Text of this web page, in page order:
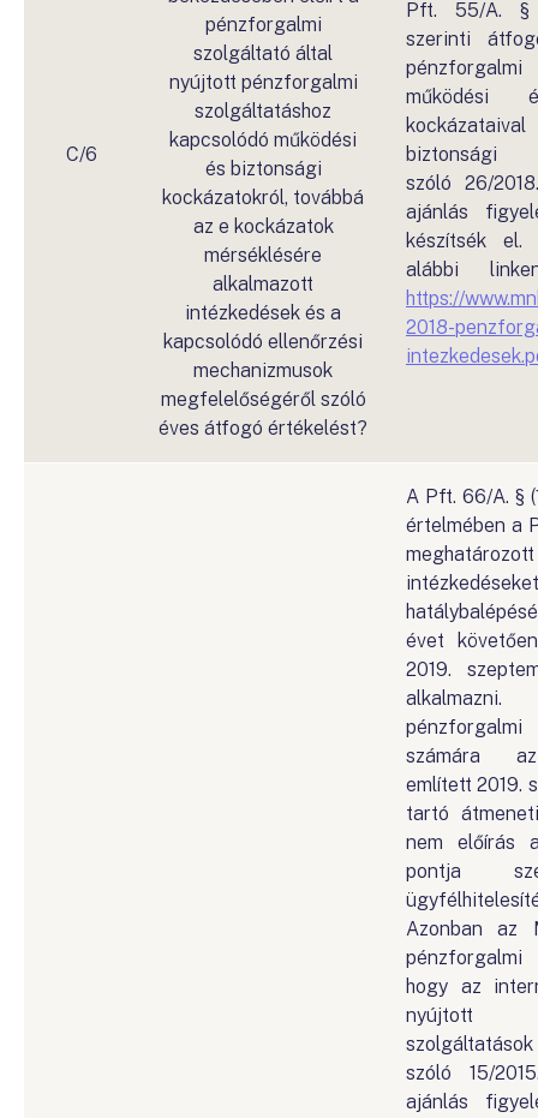
C/6
pénzforgalmi
szolgáltató által
nyújtott pénzforgalmi
szolgáltatáshoz
kapcsolódó működési
és biztonsági
kockázatokról, továbbá
az e kockázatok
mérséklésére
alkalmazott
intézkedések és a
kapcsolódó ellenőrzési
mechanizmusok
megfelelőségéről szóló
éves átfogó értékelést?
Pft. 55/A. §
szerinti
működési
biztonsági
szóló 26/
ajánlás
készítsék
alábbi
https://
2018-
A Pft. 66/A. §
értelmében a
évet
2019.
számára
említett 2019.
tartó
nem előírás
pontja
Azonban az
pénzforgalmi
hogy az
nyújtott
szóló 15/
ajánlás